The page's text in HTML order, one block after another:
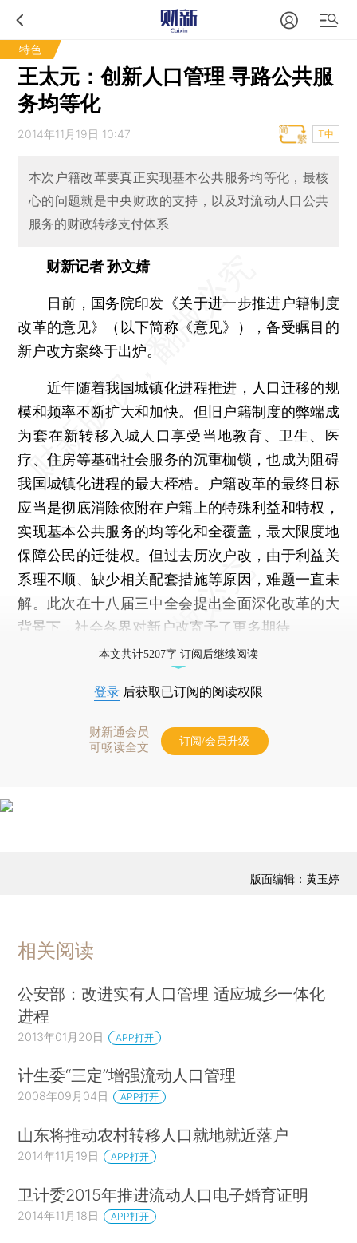
特色
王太元：创新人口管理 寻路公共服
务均等化
2014年11月19日 10:47 T中
本次户籍改革要真正实现基本公共服务均等化，最核
心的问题就是中央财政的支持，以及对流动人口公共
服务的财政转移支付体系
财新记者 孙文婧
日前，国务院印发《关于进一步推进户籍制度
改革的意见》（以下简称《意见》），备受瞩目的
新户改方案终于出炉。
近年随着我国城镇化进程推进，人口迁移的规
模和频率不断扩大和加快。但旧户籍制度的弊端成
为套在新转移入城人口享受当地教育、卫生、医
疗、住房等基础社会服务的沉重枷锁，也成为阻碍
我国城镇化进程的最大桎梏。户籍改革的最终目标
应当是彻底消除依附在户籍上的特殊利益和特权，
实现基本公共服务的均等化和全覆盖，最大限度地
保障公民的迁徙权。但过去历次户改，由于利益关
系理不顺、缺少相关配套措施等原因，难题一直未
解。此次在十八届三中全会提出全面深化改革的大
背景下，社会各界对新户改寄予了更多期待。
本文共计5207字 订阅后继续阅读
登录 后获取已订阅的阅读权限
财新通会员
可畅读全文
订阅/会员升级
版面编辑：黄玉婷
相关阅读
公安部：改进实有人口管理 适应城乡一体化
进程
2013年01月20日 APP打开
计生委“三定”增强流动人口管理
2008年09月04日 APP打开
山东将推动农村转移人口就地就近落户
2014年11月19日 APP打开
卫计委2015年推进流动人口电子婚育证明
2014年11月18日 APP打开